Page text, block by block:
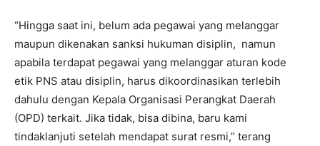
“Hingga saat ini, belum ada pegawai yang melanggar
maupun dikenakan sanksi hukuman disiplin, namun
apabila terdapat pegawai yang melanggar aturan kode
etik PNS atau disiplin, harus dikoordinasikan terlebih
dahulu dengan Kepala Organisasi Perangkat Daerah
(OPD) terkait. Jika tidak, bisa dibina, baru kami
tindaklanjuti setelah mendapat surat resmi,” terang